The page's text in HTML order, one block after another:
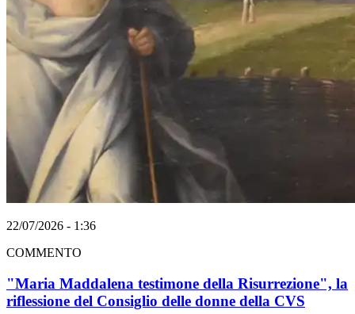
22/07/2026 - 1:36
COMMENTO
"Maria Maddalena testimone della Risurrezione", la
riflessione del Consiglio delle donne della CVS